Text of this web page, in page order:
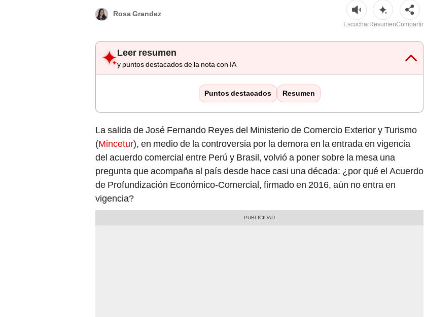
Rosa Grandez
EscucharResumenCompartir
Leer resumen
y puntos destacados de la nota con IA
Puntos destacados Resumen
La salida de José Fernando Reyes del Ministerio de Comercio Exterior y Turismo
(Mincetur), en medio de la controversia por la demora en la entrada en vigencia
del acuerdo comercial entre Perú y Brasil, volvió a poner sobre la mesa una
pregunta que acompaña al país desde hace casi una década: ¿por qué el Acuerdo
de Profundización Económico-Comercial, firmado en 2016, aún no entra en
vigencia?